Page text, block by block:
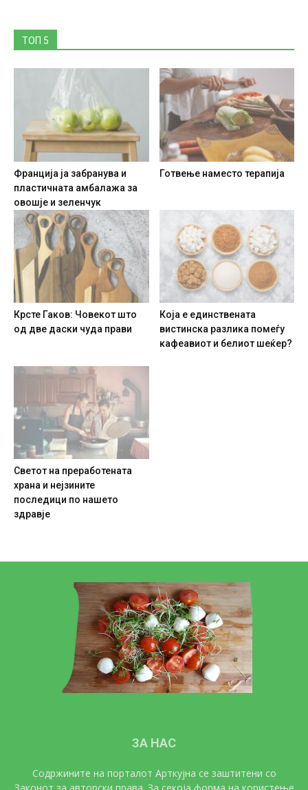
ТОП 5
Франција ја забранува и
пластичната амбалажа за
овошје и зеленчук
Готвење наместо терапија
Крсте Гаков: Човекот што
од две даски чуда прави
Која е единствената
вистинска разлика помеѓу
кафеавиот и белиот шеќер?
Светот на преработената
храна и нејзините
последици по нашето
здравје
ЗА НАС
Содржините на порталот Арткујна се заштитени со
Законот за авторски права. За секоја форма на користење